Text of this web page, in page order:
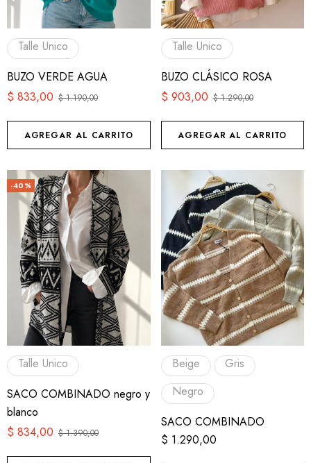
Talle Unico
BUZO VERDE AGUA
$1.190,00
$ 833,00
AGREGAR AL CARRITO
Talle Unico
BUZO CLÁSICO ROSA
$1.290,00
$ 903,00
AGREGAR AL CARRITO
-40%
Talle Unico
SACO COMBINADO negro y
blanco
$1.390,00
$ 834,00
Beige
Gris
Negro
SACO COMBINADO
$ 1.290,00